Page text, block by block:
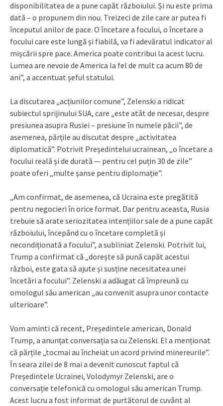
disponibilitatea de a pune capăt războiului. Și nu este prima
dată – o propunem din nou. Treizeci de zile care ar putea fi
începutul anilor de pace. O încetare a focului, o încetare a
focului care este lungă și fiabilă, va fi adevăratul indicator al
mișcării spre pace. America poate contribui la acest lucru.
Lumea are nevoie de America la fel de mult ca acum 80 de
ani”, a accentuat șeful statului.
La discutarea „acțiunilor comune”, Zelenski a ridicat
subiectul sprijinului SUA, care „este atât de necesar, despre
presiunea asupra Rusiei – presiune în numele păcii”, de
asemenea, părțile au discutat despre „activitatea
diplomatică”. Potrivit Președintelui ucrainean, „o încetare a
focului reală și de durată — pentru cel puțin 30 de zile”
poate oferi „multe șanse pentru diplomație”.
„Am confirmat, de asemenea, că Ucraina este pregătită
pentru negocieri în orice format. Dar pentru aceasta, Rusia
trebuie să arate seriozitatea intențiilor sale de a pune capăt
războiului, începând cu o încetare completă și
necondiționată a focului”, a subliniat Zelenski. Potrivit lui,
Trump a confirmat că „dorește să pună capăt acestui
război, este gata să ajute și susține necesitatea unei
încetări a focului”. Zelenski a adăugat că împreună cu
omologul său american „au convenit asupra unor contacte
ulterioare”.
Vom aminti că recent, Președintele american, Donald
Trump, a anunțat conversația sa cu Zelenski. El a menționat
că părțile „tocmai au încheiat un acord privind minereurile”.
În seara zilei de 8 mai a devenit cunoscut faptul că
Președintele Ucrainei, Volodymyr Zelenski, are o
conversație telefonică cu omologul său american Trump.
Acest lucru a fost informat de purtătorul de cuvânt al